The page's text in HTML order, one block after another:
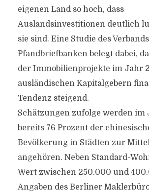
eigenen Land so hoch, dass
Auslandsinvestitionen deutlich
sie sind. Eine Studie des
Pfandbriefbanken belegt dabei,
der Immobilienprojekte im Jahr
ausländischen Kapitalgebern
Tendenz steigend.
Schätzungen zufolge werden im
bereits 76 Prozent der
Bevölkerung in Städten zur
angehören. Neben Standard-
Wert zwischen 250.000 und
Angaben des Berliner